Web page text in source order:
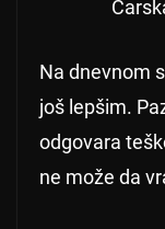
Na dnevnom
još lepšim.
odgovara
ne može da